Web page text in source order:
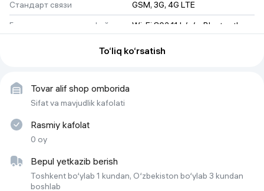
Стандарт связи
GSM, 3G, 4G LTE
Беспроводные интерфейсы
Wi-Fi 802.11 b/g/n, Bluetooth
5.0
165.6 x 77 x 8.37 mm
Вес
Основная камера
Процессор
Геопозиционирование
Слот для карт памяти
MicroSD
To‘liq ko‘rsatish
Tovar alif shop omborida
Sifat va mavjudlik kafolati
Rasmiy kafolat
0 oy
Bepul yetkazib berish
Toshkent bo‘ylab 1 kundan, O‘zbekiston bo‘ylab 3 kundan
boshlab